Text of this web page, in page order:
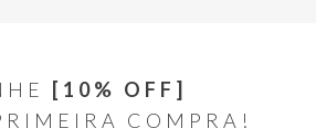
[10% OFF]
COMPRA!